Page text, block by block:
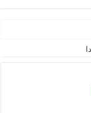
- اضغط للاطلاع
عليه وآله) فكلّ